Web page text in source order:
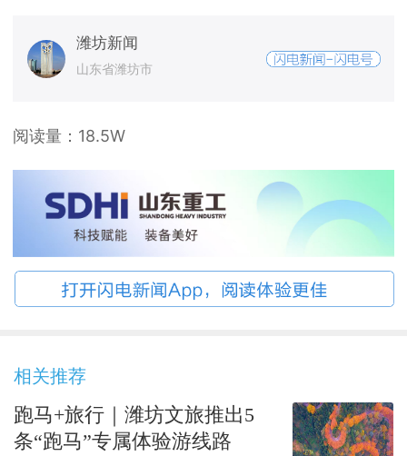
潍坊新闻
山东省潍坊市
阅读量： 18.5W
相关推荐
跑马+旅行｜潍坊文旅推出5
条“跑马”专属体验游线路